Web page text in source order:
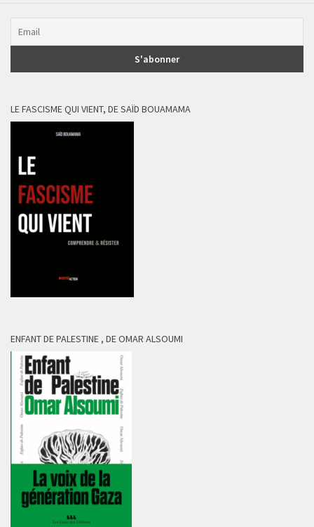
LE FASCISME QUI VIENT, DE SAÏD BOUAMAMA
ENFANT DE PALESTINE , DE OMAR ALSOUMI